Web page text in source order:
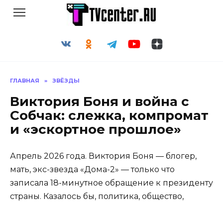
ГЛАВНАЯ » ЗВЁЗДЫ
Виктория Боня и война с
Собчак: слежка, компромат
и «эскортное прошлое»
Апрель 2026 года. Виктория Боня — блогер,
мать, экс-звезда «Дома-2» — только что
записала 18-минутное обращение к президенту
страны. Казалось бы, политика, общество,